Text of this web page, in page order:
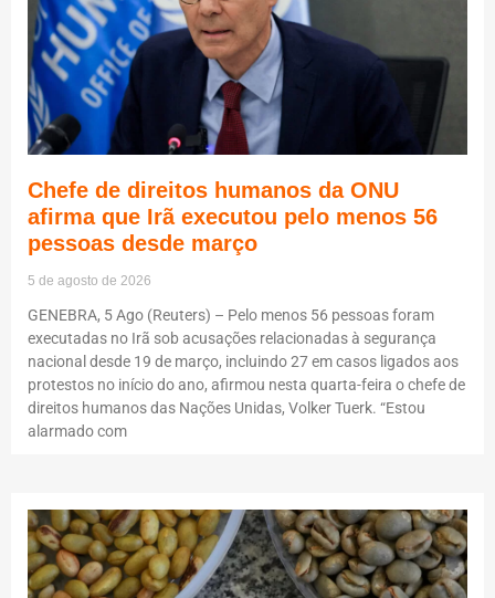
Chefe de direitos humanos da ONU
afirma que Irã executou pelo menos 56
pessoas desde março
5 de agosto de 2026
GENEBRA, 5 Ago (Reuters) – Pelo menos 56 pessoas foram
executadas no Irã sob acusações relacionadas à segurança
nacional desde 19 de março, incluindo 27 em casos ligados aos
protestos no início do ano, afirmou nesta quarta-feira o chefe de
direitos humanos das Nações Unidas, Volker Tuerk. “Estou
alarmado com